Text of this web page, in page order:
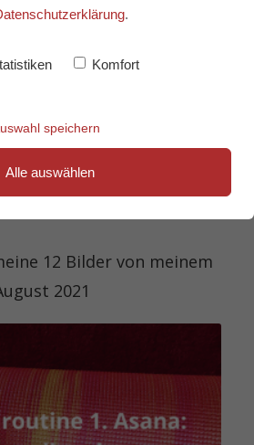
12 Bilder von meinem
2021
.
Komfort
speichern
Alle auswählen